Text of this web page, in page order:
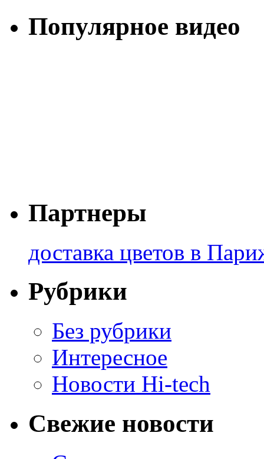
Популярное видео
Партнеры
доставка цветов в
Рубрики
Без рубрики
Интересное
Новости Hi-tech
Свежие новости